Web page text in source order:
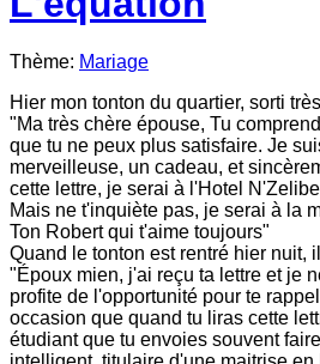
Thème: Mariage
Hier mon tonton du quartier, sorti
"Ma très chère épouse, Tu
que tu ne peux plus satisfaire. Je
merveilleuse, un cadeau, et
cette lettre, je serai à l'Hotel
Mais ne t'inquiète pas, je serai à la
Ton Robert qui t'aime toujours"
Quand le tonton est rentré hier nuit,
"Époux mien, j'ai reçu ta lettre et je
profite de l'opportunité pour te
occasion que quand tu liras cette
étudiant que tu envoies souvent